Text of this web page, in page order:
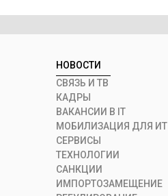
НОВОСТИ
СВЯЗЬ И ТВ
КАДРЫ
ВАКАНСИИ В IT
МОБИЛИЗАЦИЯ ДЛЯ ИТ
СЕРВИСЫ
ТЕХНОЛОГИИ
САНКЦИИ
ИМПОРТОЗАМЕЩЕНИЕ